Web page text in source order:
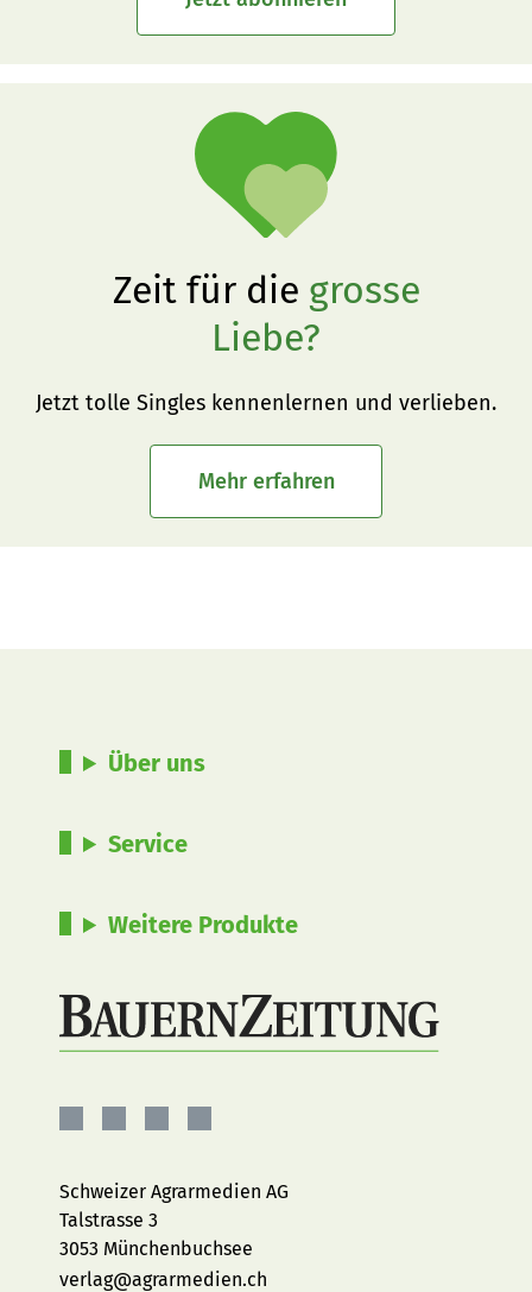
Zeit für die grosse
Liebe?
Jetzt tolle Singles kennenlernen und verlieben.
Mehr erfahren
Über uns
Service
Weitere Produkte
Facebook
Instagram
YouTubeLinkedIn
Schweizer Agrarmedien AG
Talstrasse 3
3053 Münchenbuchsee
verlag@agrarmedien.ch